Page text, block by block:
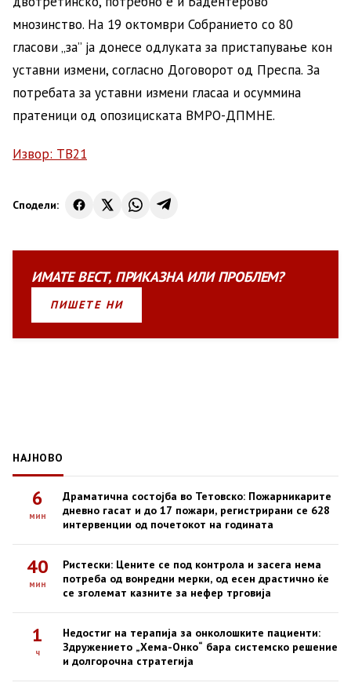
мнозинство. На 19 октомври Собранието со 80
гласови „за” ја донесе одлуката за пристапување кон
уставни измени, согласно Договорот од Преспа. За
потребата за уставни измени гласаа и осуммина
пратеници од опозициската ВМРО-ДПМНЕ.
Извор: ТВ21
Сподели:
ИМАТЕВЕСТ, ПРИКАЗНАИЛИПРОБЛЕМ?
ПИШЕТЕ НИ
НАЈНОВО
6
мин
Драматична состојба во Тетовско: Пожарникарите
дневно гасат и до 17 пожари, регистрирани се 628
интервенции од почетокот на годината
40
мин
Ристески: Цените се под контрола и засега нема
потреба од вонредни мерки, од есен драстично ќе
се зголемат казните за нефер трговија
1
ч
Недостиг на терапија за онколошките пациенти:
Здружението „Хема-Онко“ бара системско решение
и долгорочна стратегија